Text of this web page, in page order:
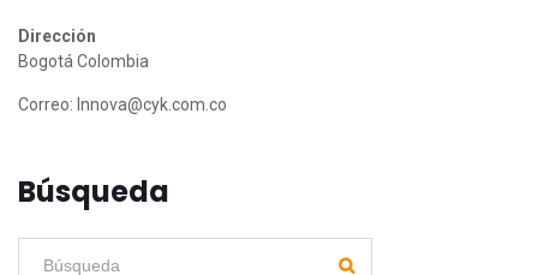
Dirección
Bogotá Colombia
Correo: Innova@cyk.com.co
Búsqueda